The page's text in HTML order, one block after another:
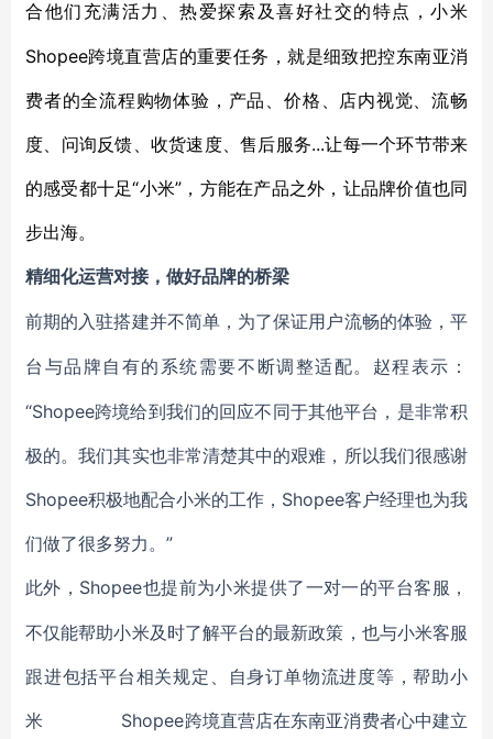
合他们充满活力、热爱探索及喜好社交的特点 ，小米
Shopee跨境直营店的重要任务，就是细致把控东南亚消
费者的全流程购物体验，产品、价格、店内视觉、流畅
度、问询反馈、收货速度、售后服务...让每一个环节带来
的感受都十足“小米”，方能在产品之外，让品牌价值也同
步出海。
精细化运营对接，做好品牌的桥梁
前期的入驻搭建并不简单，为了保证用户流畅的体验，平
台与品牌自有的系统需要不断调整适配。赵程表示：
“Shopee跨境给到我们的回应不同于其他平台，是非常积
极的。我们其实也非常清楚其中的艰难，所以我们很感谢
Shopee积极地配合小米的工作，Shopee客户经理也为我
们做了很多努力。”
此外， Shopee也提前为小米提供了一对一的平台客服，
不仅能帮助小米及时了解平台的最新政策，也与小米客服
跟进包括平台相关规定、自身订单物流进度等，帮助小
米 Shopee跨境直营店在东南亚消费者心中建立